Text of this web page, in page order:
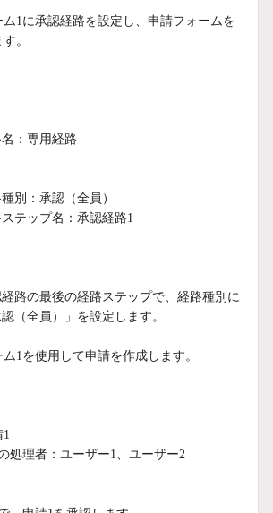
1に承認経路を設定し
、申請フォームを
。
：専用経路
別：承認（全員）
テップ名：承認経路1
路の最後の経路ステップで、経路種別に
認（全員）」を設定します。
1を使用して申請を作成します。
処理者：ユーザー1、ユーザー2